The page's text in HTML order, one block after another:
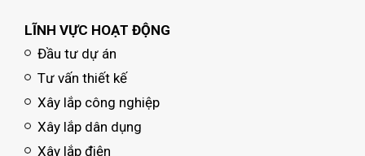
LĨNH VỰC HOẠT ĐỘNG
Đầu tư dự án
Tư vấn thiết kế
Xây lắp công nghiệp
Xây lắp dân dụng
Xây lắp điện